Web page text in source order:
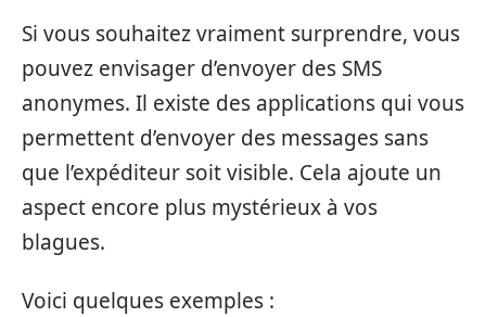
Si vous souhaitez vraiment surprendre, vous
pouvez envisager d’envoyer des SMS
anonymes. Il existe des applications qui vous
permettent d’envoyer des messages sans
que l’expéditeur soit visible. Cela ajoute un
aspect encore plus mystérieux à vos
blagues.
Voici quelques exemples :